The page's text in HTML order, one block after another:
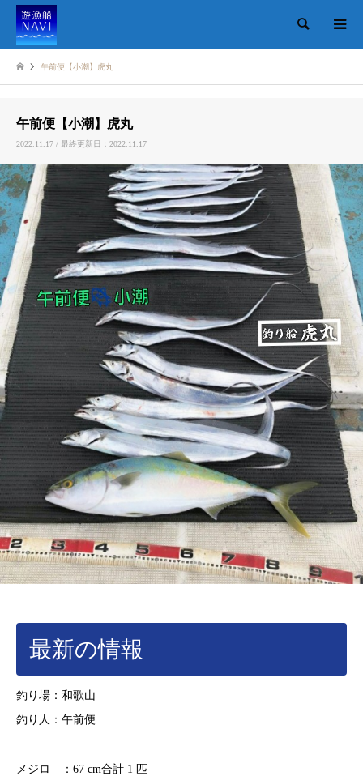
検索
午前便【小潮】虎丸
午前便【小潮】虎丸
2022.11.17 / 最終更新日：2022.11.17
最新の情報
釣り場：和歌山
釣り人：午前便
メジロ ：67 cm合計 1 匹